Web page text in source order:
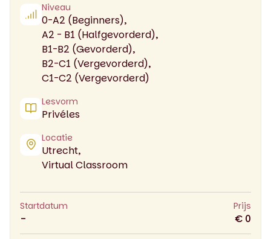
Niveau
0-A2 (Beginners),
A2 - B1 (Halfgevorderd),
B1-B2 (Gevorderd),
B2-C1 (Vergevorderd),
C1-C2 (Vergevorderd)
Lesvorm
Privéles
Locatie
Utrecht,
Virtual Classroom
Startdatum
-
Prijs
€ 0